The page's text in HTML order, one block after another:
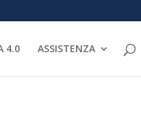
4.0 ASSISTENZA